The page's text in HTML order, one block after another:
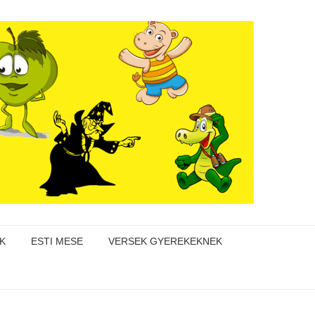
ESTI MESE VERSEK GYEREKEKNEK